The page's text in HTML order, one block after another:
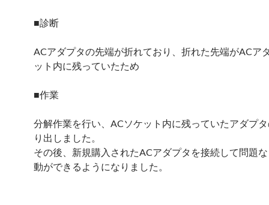
■診断
ACアダプタの先端が折れており、折れた先端がACア
ット内に残っていたため
■作業
分解作業を行い、ACソケット内に残っていたアダプ
り出しました。
その後、新規購入されたACアダプタを接続して問題
動ができるようになりました。